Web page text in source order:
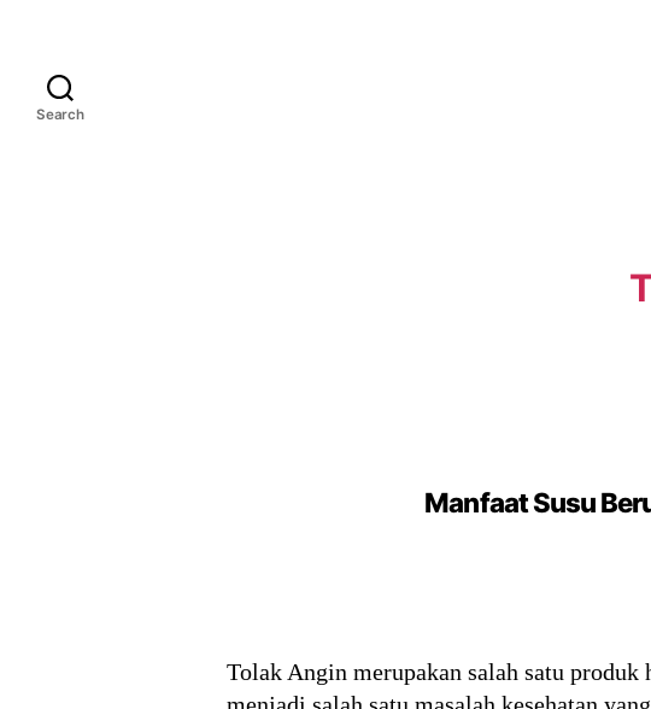
Search
Manfaat Susu
Tolak Angin merupakan salah satu produk